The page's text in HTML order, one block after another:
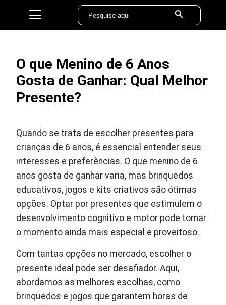
O que Menino de 6 Anos
Gosta de Ganhar: Qual Melhor
Presente?
Quando se trata de escolher presentes para
crianças de 6 anos, é essencial entender seus
interesses e preferências. O que menino de 6
anos gosta de ganhar varia, mas brinquedos
educativos, jogos e kits criativos são ótimas
opções. Optar por presentes que estimulem o
desenvolvimento cognitivo e motor pode tornar
o momento ainda mais especial e proveitoso.
Com tantas opções no mercado, escolher o
presente ideal pode ser desafiador. Aqui,
abordamos as melhores escolhas, como
brinquedos e jogos que garantem horas de